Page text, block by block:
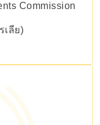
Commission
เลีย)